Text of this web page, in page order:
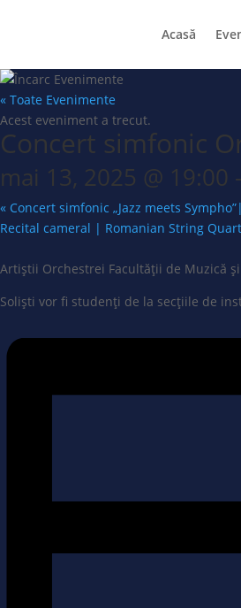
Acasă
« Toate Evenimente
Acest eveniment a trecut.
Concert simfonic
mai 13, 2025 @ 19:00 -
« Concert simfonic „Jazz meets
Recital cameral | Romanian String
Artiștii Orchestrei Facultății de Muzică
Soliști vor fi studenți de la secțiile de